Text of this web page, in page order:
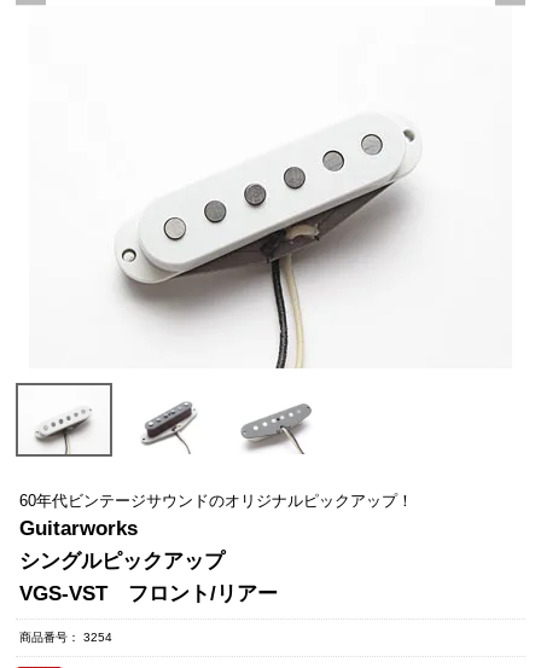
60年代ビンテージサウンドのオリジナルピックアップ！
Guitarworks
シングルピックアップ
VGS-VST フロント/リアー
商品番号 3254